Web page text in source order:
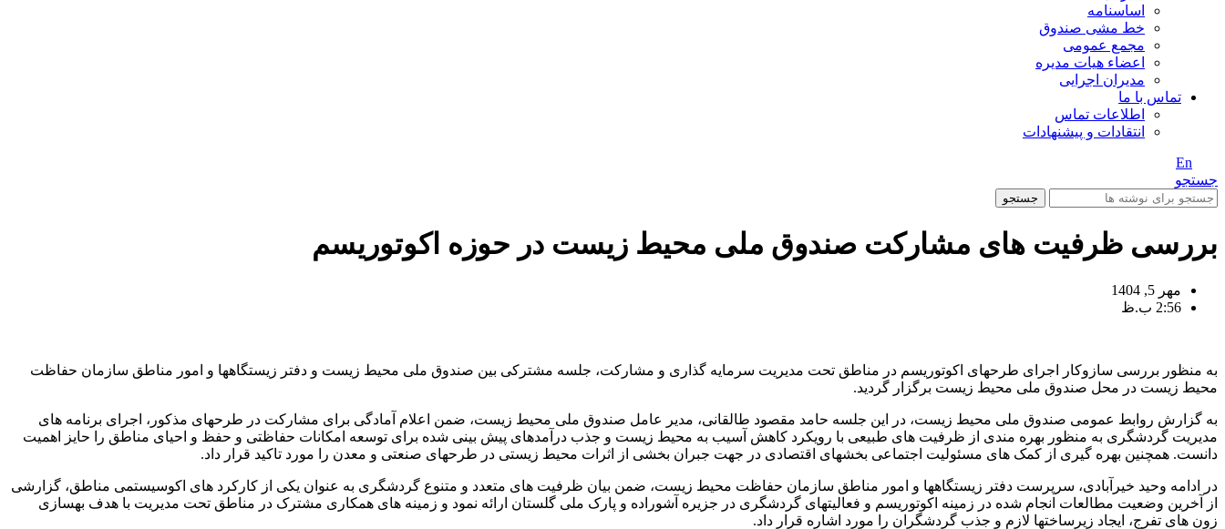
اساسنامه
خط مشی صندوق
مجمع عمومی
اعضاء هیات مدیره
مدیران اجرایی
تماس با ما
اطلاعات تماس
انتقادات و پیشنهادات
En
جستجو
جستجو
بررسی ظرفیت های مشارکت صندوق ملی محیط زیست در حوزه اکوتوریسم
مهر 5, 1404
2:56 ب.ظ
به منظور بررسی سازوکار اجرای طرح­های اکوتوریسم در مناطق تحت مدیریت سرمایه گذاری و مشارکت، جلسه مشترکی بین صندوق ملی محیط زیست و دفتر زیستگاه­ها و امور مناطق سازمان حفاظت
محیط زیست در محل صندوق ملی محیط زیست برگزار گردید.
به گزارش روابط عمومی صندوق ملی محیط زیست، در این جلسه حامد مقصود طالقانی، مدیر عامل صندوق ملی محیط زیست، ضمن اعلام آمادگی برای مشارکت در طرح­های مذکور، اجرای برنامه ­های
مدیریت گردشگری به منظور بهره مندی از ظرفیت های طبیعی با رویکرد کاهش آسیب به محیط زیست و جذب درآمدهای پیش ­بینی شده برای توسعه امکانات حفاظتی و حفظ و احیای مناطق را حایز اهمیت
دانست. همچنین بهره ­گیری از کمک­ های مسئولیت اجتماعی بخش­های اقتصادی در جهت جبران بخشی از اثرات محیط زیستی در طرح­های صنعتی و معدن را مورد تاکید قرار داد.
در ادامه وحید خیرآبادی، سرپرست دفتر زیستگاه­ها و امور مناطق سازمان حفاظت محیط زیست، ضمن بیان ظرفیت های متعدد و متنوع گردشگری به عنوان یکی از کارکرد های اکوسیستمی مناطق، گزارشی
از آخرین وضعیت مطالعات انجام شده در زمینه اکوتوریسم و فعالیت­های گردشگری در جزیره آشوراده و پارک ملی گلستان ارائه نمود و زمینه­ های همکاری مشترک در مناطق تحت مدیریت با هدف بهسازی
زون­ های تفرج، ایجاد زیرساخت­ها لازم و جذب گردشگران را مورد اشاره قرار داد.